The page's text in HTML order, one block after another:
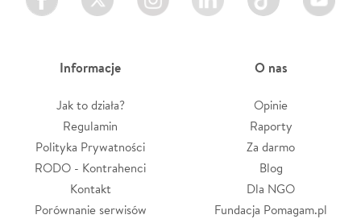
Informacje
Jak to działa?
Regulamin
Polityka Prywatności
RODO - Kontrahenci
Kontakt
Porównanie serwisów
O nas
Opinie
Raporty
Za darmo
Blog
Dla NGO
Fundacja Pomagam.pl